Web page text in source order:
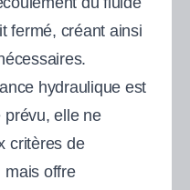
fermé, créant ainsi
hydraulique est
prévu, elle ne
critères de
mais offre